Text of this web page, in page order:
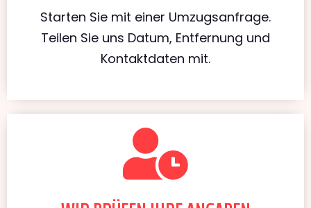
Starten Sie mit einer Umzugsanfrage.
Teilen Sie uns Datum, Entfernung und
Kontaktdaten mit.